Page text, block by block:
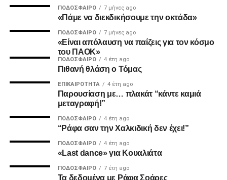
πολύ να δωθεί στον λαό του ΠΑΟΚ.
Και από ότι φαίνεται, ούτε γρήγοροι, ούτε σίγουροι, ούτε
ανεξάρτητοι σταθήκατε.
Επιθυμία λοιπόν του κόσμου που σας στήριξε είναι να
δωθούν ΑΜΕΣΑ αποτελέσματα και λύσεις οι οποίες
υποστηρίζονται από συμπαγής απόψεις και όχι αβάσιμες
τεκμηριώσεις και κομφούζιο καθυστερήσεων για το τι
ΠΟΔΌΣΦΑΙΡΟ 7 μήνες ago
«Πάμε να διεκδικήσουμε την οκτάδα»
ΠΟΔΌΣΦΑΙΡΟ 7 μήνες ago
«Είναι απόλαυση να παίζεις για τον κόσμο
του ΠΑΟΚ»
ΠΟΔΌΣΦΑΙΡΟ 4 έτη ago
Πιθανή θλάση ο Τόμας
ΕΠΙΚΑΙΡΌΤΗΤΑ 4 έτη ago
Παρουσίαση με… πλακάτ “κάντε καμιά
μεταγραφή!”
ΠΟΔΌΣΦΑΙΡΟ 4 έτη ago
“Ράφα σαν την Χαλκιδική δεν έχει!”
ΠΟΔΌΣΦΑΙΡΟ 4 έτη ago
«Last dance» για Κουαλιάτα
ΠΟΔΌΣΦΑΙΡΟ 7 έτη ago
Τα δεδομένα με Ράφα Σοάρες